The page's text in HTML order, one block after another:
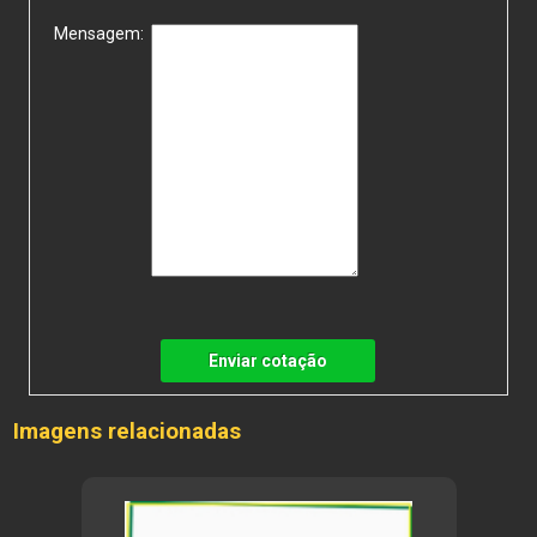
Mensagem:
Enviar cotação
Imagens relacionadas